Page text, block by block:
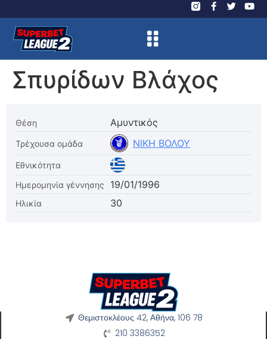
Σπυρίδων Βλάχος
Θέση Αμυντικός
Τρέχουσα ομάδα ΝΙΚΗ ΒΟΛΟΥ
Εθνικότητα
Ημερομηνία γέννησης
19/01/1996
Ηλικία 30
Θεμιστοκλέους 42, Αθήνα, 106 78
210 3386352